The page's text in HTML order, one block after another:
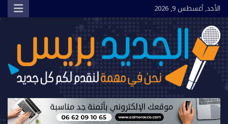
Skip
to
content
الأحد, أغسطس 9, 2026
الجديد بريس
نحن في مهمة لنقدم لكم كل جديد